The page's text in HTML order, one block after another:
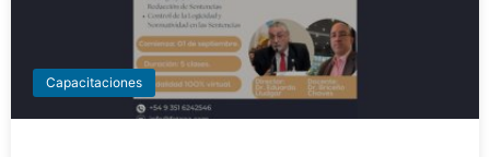
Capacitaciones